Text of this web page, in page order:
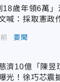
18歲年領6萬
喊：採取憲政
要聞
濟10億「陳昱
光！徐巧芯震